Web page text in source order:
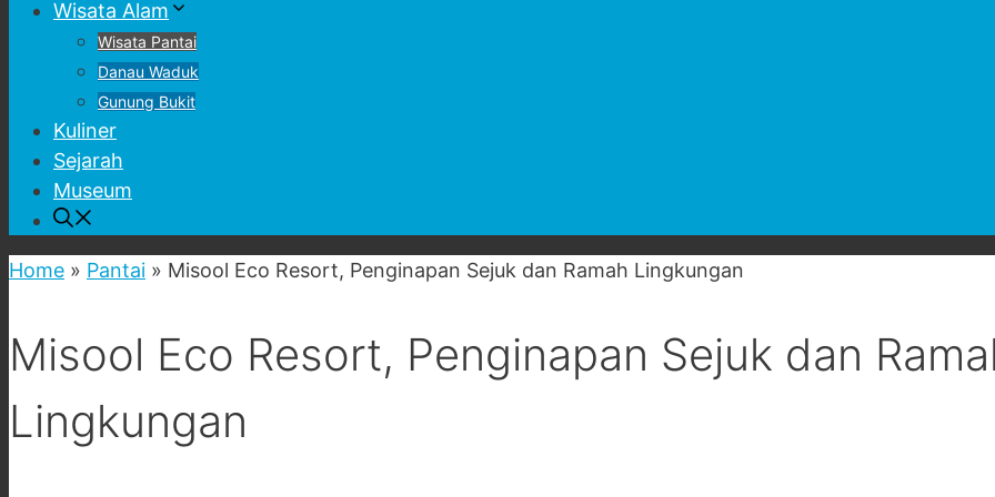
Wisata Alam
Wisata Pantai
Danau Waduk
Gunung Bukit
Kuliner
Sejarah
Museum
Home » Pantai » Misool Eco Resort, Penginapan Sejuk dan Ramah Lingkungan
Misool Eco Resort, Penginapan Sejuk dan
Lingkungan